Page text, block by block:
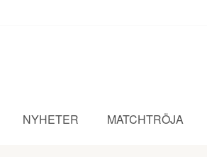
NYHETER MATCHTRÖJA